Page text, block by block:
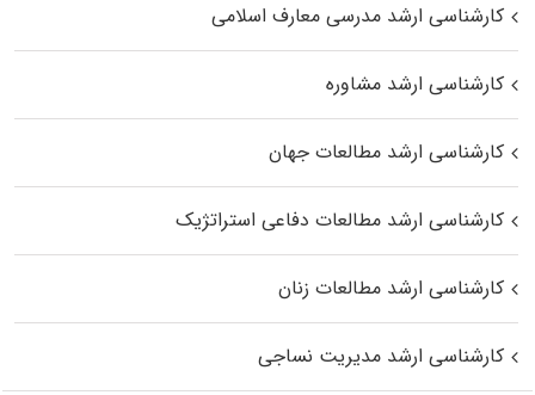
کارشناسی ارشد مدرسی معارف اسلامی
کارشناسی ارشد مشاوره
کارشناسی ارشد مطالعات جهان
کارشناسی ارشد مطالعات دفاعی استراتژیک
کارشناسی ارشد مطالعات زنان
کارشناسی ارشد مدیریت نساجی